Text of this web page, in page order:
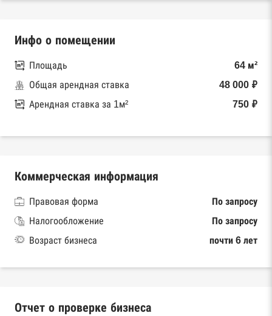
Инфо о помещении
Площадь
64 м²
Общая арендная ставка
48 000 ₽
Арендная ставка за 1м²
750 ₽
Коммерческая информация
Правовая форма
По запросу
Налогообложение
По запросу
Возраст бизнеса
почти 6 лет
Отчет о проверке бизнеса